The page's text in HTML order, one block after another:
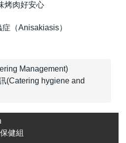
烤肉好安心
（Anisakiasis）
Management)
(Catering hygiene and
健組